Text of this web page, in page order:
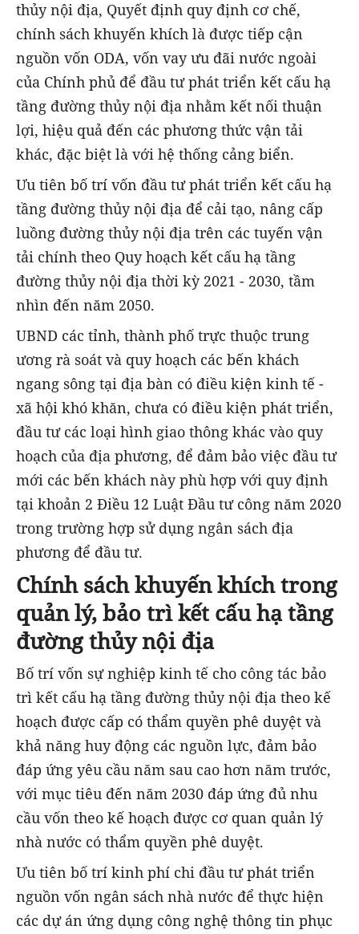
thủy nội địa, Quyết định quy định cơ chế,
chính sách khuyến khích là được tiếp cận
nguồn vốn ODA, vốn vay ưu đãi nước ngoài
của Chính phủ để đầu tư phát triển kết cấu hạ
tầng đường thủy nội địa nhằm kết nối thuận
lợi, hiệu quả đến các phương thức vận tải
khác, đặc biệt là với hệ thống cảng biển.
Ưu tiên bố trí vốn đầu tư phát triển kết cấu hạ
tầng đường thủy nội địa để cải tạo, nâng cấp
luồng đường thủy nội địa trên các tuyến vận
tải chính theo Quy hoạch kết cấu hạ tầng
đường thủy nội địa thời kỳ 2021 - 2030, tầm
nhìn đến năm 2050.
UBND các tỉnh, thành phố trực thuộc trung
ương rà soát và quy hoạch các bến khách
ngang sông tại địa bàn có điều kiện kinh tế -
xã hội khó khăn, chưa có điều kiện phát triển,
đầu tư các loại hình giao thông khác vào quy
hoạch của địa phương, để đảm bảo việc đầu tư
mới các bến khách này phù hợp với quy định
tại khoản 2 Điều 12 Luật Đầu tư công năm 2020
trong trường hợp sử dụng ngân sách địa
phương để đầu tư.
Chính sách khuyến khích trong
quản lý, bảo trì kết cấu hạ tầng
đường thủy nội địa
Bố trí vốn sự nghiệp kinh tế cho công tác bảo
trì kết cấu hạ tầng đường thủy nội địa theo kế
hoạch được cấp có thẩm quyền phê duyệt và
khả năng huy động các nguồn lực, đảm bảo
đáp ứng yêu cầu năm sau cao hơn năm trước,
với mục tiêu đến năm 2030 đáp ứng đủ nhu
cầu vốn theo kế hoạch được cơ quan quản lý
nhà nước có thẩm quyền phê duyệt.
Ưu tiên bố trí kinh phí chi đầu tư phát triển
nguồn vốn ngân sách nhà nước để thực hiện
các dự án ứng dụng công nghệ thông tin phục